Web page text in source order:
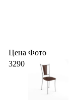
Цена Фото
3290